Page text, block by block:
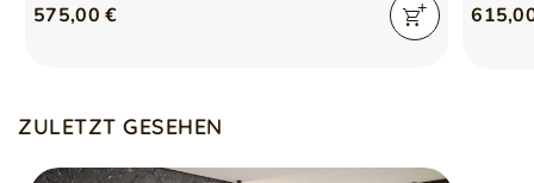
575,00 €
ZULETZT GESEHEN